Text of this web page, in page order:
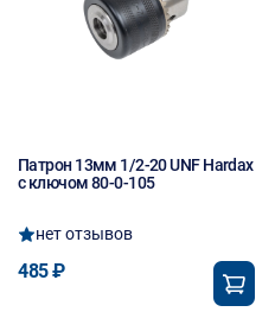
Патрон 13мм 1/2-20 UNF Hardax
с ключом 80-0-105
нет отзывов
485 ₽